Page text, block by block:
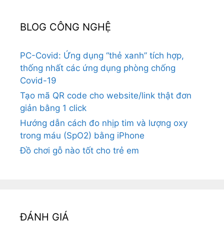
BLOG CÔNG NGHỆ
PC-Covid: Ứng dụng “thẻ xanh” tích hợp,
thống nhất các ứng dụng phòng chống
Covid-19
Tạo mã QR code cho website/link thật đơn
giản bằng 1 click
Hướng dẫn cách đo nhịp tim và lượng oxy
trong máu (SpO2) bằng iPhone
Đồ chơi gỗ nào tốt cho trẻ em
ĐÁNH GIÁ